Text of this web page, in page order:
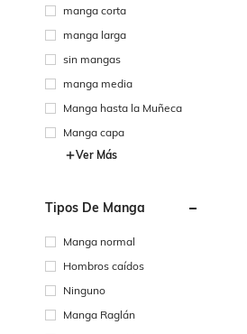
manga corta
manga larga
sin mangas
manga media
Manga hasta la Muñeca
Manga capa
Ver Más
Tipos De Manga
Manga normal
Hombros caídos
Ninguno
Manga Raglán